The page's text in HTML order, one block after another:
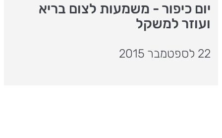
יום כיפור - משמעות לצום בריא
ועוזר למשקל
22 לספטמבר 2015